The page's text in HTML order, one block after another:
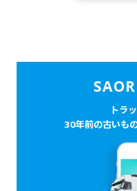
トラ
30年前の古いも